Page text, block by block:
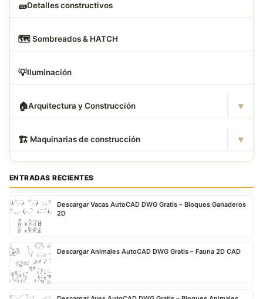
🧱Detalles constructivos
🗺️ Sombreados & HATCH
💡Iluminación
🏠Arquitectura y Construcción ▾
🏗 ️ Maquinarias de construcción ▾
ENTRADAS RECIENTES
Descargar Vacas AutoCAD DWG Gratis – Bloques Ganaderos
2D
Descargar Animales AutoCAD DWG Gratis – Fauna 2D CAD